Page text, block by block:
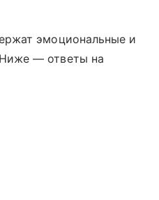
эмоциональные и
— ответы на